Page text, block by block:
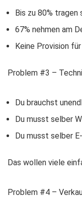
Bis zu 80% tragen
67% nehmen am
Keine Provision
Problem #3 –
Du brauchst
Du musst selber
Du musst selber
Das wollen viele
Problem #4 –